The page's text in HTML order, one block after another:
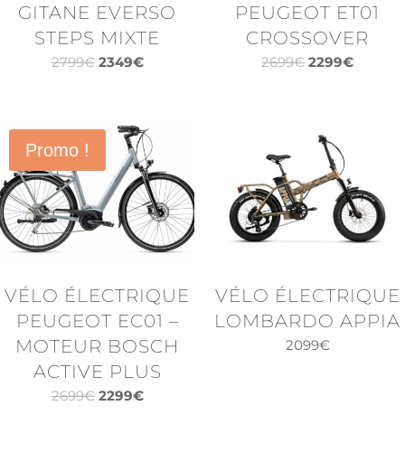
GITANE EVERSO
STEPS MIXTE
2799€ Le
était :
2799€.
2349€Le
est :
2349€.
PEUGEOT ET01
CROSSOVER
2699€Le
2699€.
2299€Le
Promo !
VÉLO ÉLECTRIQUE
PEUGEOT EC01 –
MOTEUR BOSCH
ACTIVE PLUS
2699€ Le
2299€Le
VÉLO ÉLECTRIQUE
LOMBARDO APPIA
2099€